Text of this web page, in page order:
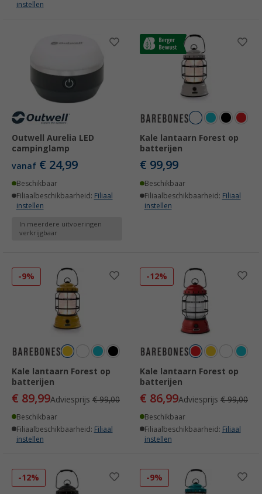
instellen
Outwell Aurelia LED
campinglamp
vanaf € 24,99
Beschikbaar
Filiaalbeschikbaarheid: Filiaal
instellen
In meerdere uitvoeringen
verkrijgbaar
Kale lantaarn Forest op
batterijen
€ 99,99
Beschikbaar
Filiaalbeschikbaarheid: Filiaal
instellen
-9%
Kale lantaarn Forest op
batterijen
€ 89,99Adviesprijs € 99,00
Beschikbaar
Filiaalbeschikbaarheid: Filiaal
instellen
-12%
Kale lantaarn Forest op
batterijen
€ 86,99Adviesprijs € 99,00
Beschikbaar
Filiaalbeschikbaarheid: Filiaal
instellen
-12% -9%